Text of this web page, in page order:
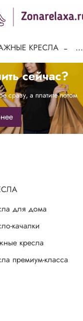
КРЕСЛА ...
сейчас?
сразу, а платите потом
для дома
качалки
кресла
премиум-класса